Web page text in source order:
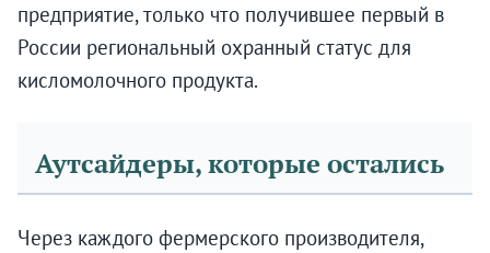
предприятие, только что получившее первый в
России региональный охранный статус для
кисломолочного продукта.
Аутсайдеры, которые остались
Через каждого фермерского производителя,